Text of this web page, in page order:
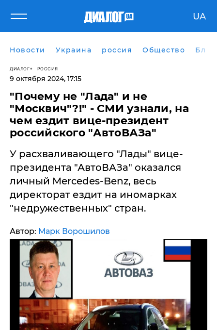
UA
Новости Украина россия Общество
ДИАЛОГ РОССИЯ
9 октября 2024, 17:15
"Почему не "Лада" и не
"Москвич"?!" - СМИ узнали, на
чем ездит вице-президент
российского "АвтоВАЗа"
​У расхваливающего "Лады" вице-
президента "АвтоВАЗа" оказался
личный Mercedes-Benz, весь
директорат ездит на иномарках
"недружественных" стран.
Автор: Марк Ворошилов